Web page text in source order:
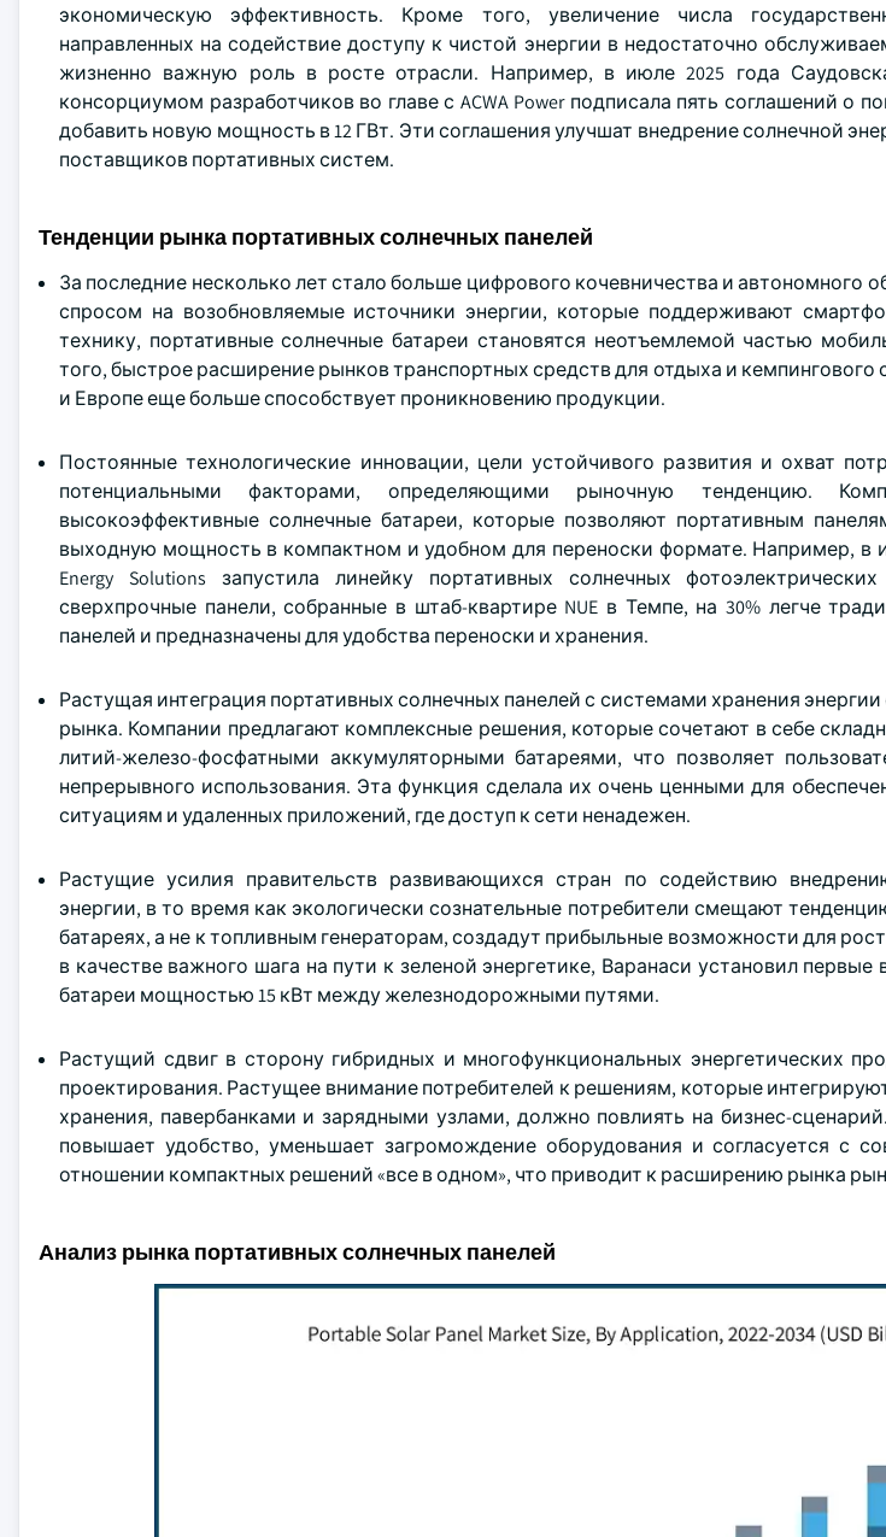
экономическую эффективность. Кроме того, увеличение числа
направленных на содействие доступу к чистой энергии в недостаточно
жизненно важную роль в росте отрасли. Например, в июле 2025 года
консорциумом разработчиков во главе с ACWA Power подписала пять соглашений о
добавить новую мощность в 12 ГВт. Эти соглашения улучшат внедрение солнечной
поставщиков портативных систем.
Тенденции рынка портативных солнечных панелей
За последние несколько лет стало больше цифрового кочевничества и автономного
спросом на возобновляемые источники энергии, которые поддерживают
технику, портативные солнечные батареи становятся неотъемлемой частью
того, быстрое расширение рынков транспортных средств для отдыха и
и Европе еще больше способствует проникновению продукции.
Постоянные технологические инновации, цели устойчивого развития и охват
потенциальными факторами, определяющими рыночную тенденцию.
высокоэффективные солнечные батареи, которые позволяют портативным
выходную мощность в компактном и удобном для переноски формате. Например, в
Energy Solutions запустила линейку портативных солнечных
сверхпрочные панели, собранные в штаб-квартире NUE в Темпе, на 30% легче
панелей и предназначены для удобства переноски и хранения.
Растущая интеграция портативных солнечных панелей с системами хранения
рынка. Компании предлагают комплексные решения, которые сочетают в себе
литий-железо-фосфатными аккумуляторными батареями, что позволяет
непрерывного использования. Эта функция сделала их очень ценными для
ситуациям и удаленных приложений, где доступ к сети ненадежен.
Растущие усилия правительств развивающихся стран по содействию
энергии, в то время как экологически сознательные потребители смещают
батареях, а не к топливным генераторам, создадут прибыльные возможности для
в качестве важного шага на пути к зеленой энергетике, Варанаси установил
батареи мощностью 15 кВт между железнодорожными путями.
Растущий сдвиг в сторону гибридных и многофункциональных энергетических
проектирования. Растущее внимание потребителей к решениям, которые
хранения, павербанками и зарядными узлами, должно повлиять на бизнес-
повышает удобство, уменьшает загромождение оборудования и согласуется с
отношении компактных решений «все в одном», что приводит к расширению рынка
Анализ рынка портативных солнечных панелей